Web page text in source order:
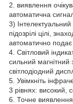
2. виявлення
автоматична
3)
підозрілі цілі,
автоматично подає
4. Світловий
сильний магнітний
світлодіодний
5. Увімкніть
3 рівнях: високий,
6. Точне виявлення